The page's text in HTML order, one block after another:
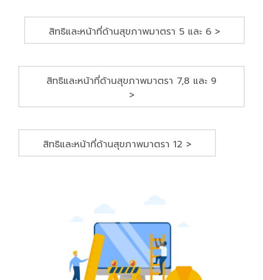
สิทธิและหน้าที่ด้านสุขภาพมาตรา 5 และ 6 >
สิทธิและหน้าที่ด้านสุขภาพมาตรา 7,8 และ 9
>
สิทธิและหน้าที่ด้านสุขภาพมาตรา 12 >